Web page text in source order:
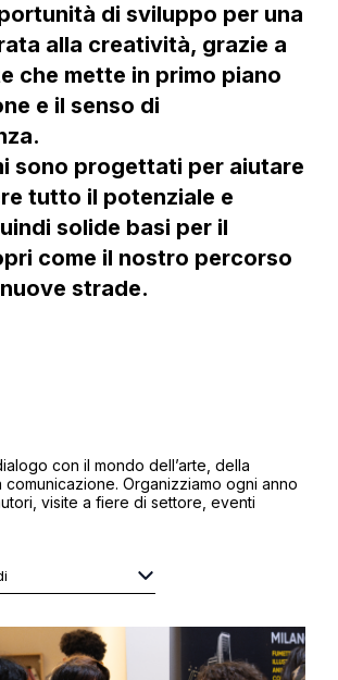
di sviluppo per una
alla creatività, grazie a
che mette in primo piano
e il senso di
sono progettati per aiutare
tutto il potenziale e
solide basi per il
come il nostro percorso
strade.
con il mondo dell’arte, della
Organizziamo ogni anno
visite a fiere di settore, eventi